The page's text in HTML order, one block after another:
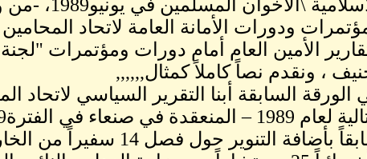
الاسلامية
ودورات الأمانة العامة لاتحاد
الأمين العام أمام دورات ومؤتمرات
، ونقدم نصاً كاملاً كمثال,,,,,,
الورقة السابقة أبنا التقرير السياسي لاتحاد